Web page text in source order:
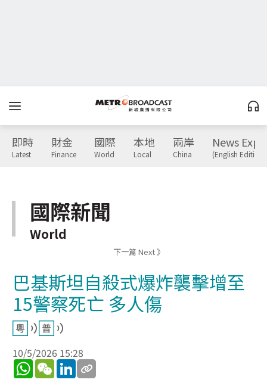
即時
Latest
財金
Finance
國際
World
本地
Local
兩岸
China
News
(English Edition)
國際新聞
World
下一篇 Next 》
巴基斯坦自殺式爆炸襲擊增至
15警察死亡 多人傷
10/5/2026 15:28
WhatsApp
WeChatLinkedIn